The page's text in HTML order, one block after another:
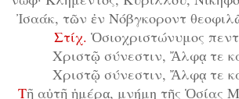
Ἰσαάκ, τῶν ἐν Νόβγκοροντ θεοφι
Στίχ. Ὁ­σι­ο­χρι­στώ­νυ­μος
Χρι­στῷ σύ­νε­στιν, Ἄλ­φᾳ τε
Χρι­στῷ σύ­νε­στιν, Ἄλ­φᾳ τε
Τῇ αὐ­τῇ ἡ­μέ­ρᾳ, μνή­μη τῆς Ὁ­σί­ας